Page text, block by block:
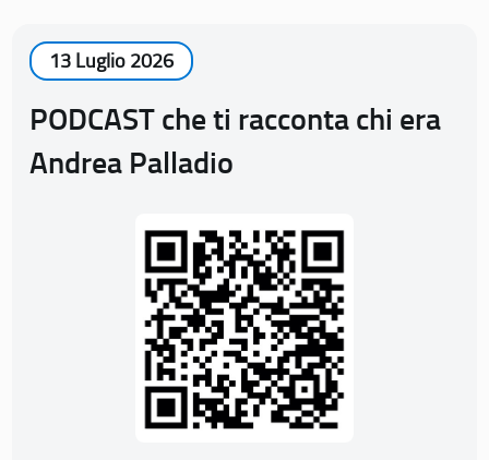
13 Luglio 2026
PODCAST che ti racconta chi era
Andrea Palladio